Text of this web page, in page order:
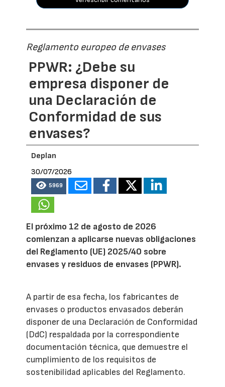
Reglamento europeo de envases
PPWR: ¿Debe su
empresa disponer de
una Declaración de
Conformidad de sus
envases?
Deplan
30/07/2026
5969
El próximo 12 de agosto de 2026
comienzan a aplicarse nuevas obligaciones
del Reglamento (UE) 2025/40 sobre
envases y residuos de envases (PPWR).
A partir de esa fecha, los fabricantes de
envases o productos envasados deberán
disponer de una Declaración de Conformidad
(DdC) respaldada por la correspondiente
documentación técnica, que demuestre el
cumplimiento de los requisitos de
sostenibilidad aplicables del Reglamento.